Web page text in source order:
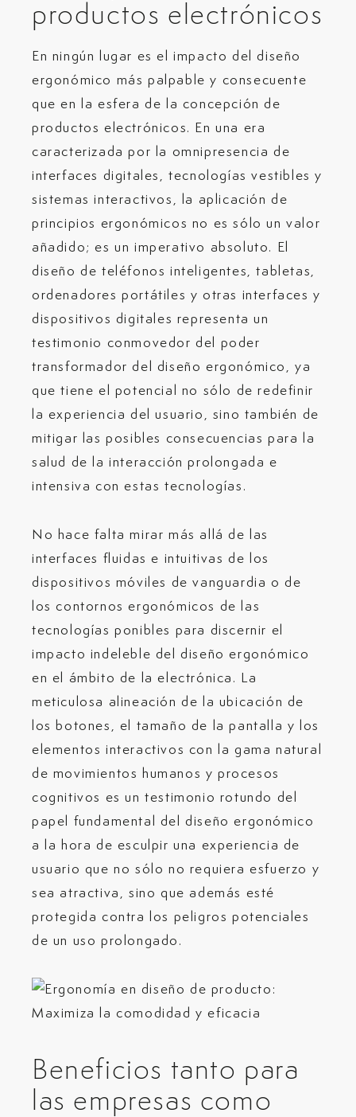
productos electrónicos
En ningún lugar es el impacto del diseño
ergonómico más palpable y consecuente
que en la esfera de la concepción de
productos electrónicos. En una era
caracterizada por la omnipresencia de
interfaces digitales, tecnologías vestibles y
sistemas interactivos, la aplicación de
principios ergonómicos no es sólo un valor
añadido; es un imperativo absoluto. El
diseño de teléfonos inteligentes, tabletas,
ordenadores portátiles y otras interfaces y
dispositivos digitales representa un
testimonio conmovedor del poder
transformador del diseño ergonómico, ya
que tiene el potencial no sólo de redefinir
la experiencia del usuario, sino también de
mitigar las posibles consecuencias para la
salud de la interacción prolongada e
intensiva con estas tecnologías.
No hace falta mirar más allá de las
interfaces fluidas e intuitivas de los
dispositivos móviles de vanguardia o de
los contornos ergonómicos de las
tecnologías ponibles para discernir el
impacto indeleble del diseño ergonómico
en el ámbito de la electrónica. La
meticulosa alineación de la ubicación de
los botones, el tamaño de la pantalla y los
elementos interactivos con la gama natural
de movimientos humanos y procesos
cognitivos es un testimonio rotundo del
papel fundamental del diseño ergonómico
a la hora de esculpir una experiencia de
usuario que no sólo no requiera esfuerzo y
sea atractiva, sino que además esté
protegida contra los peligros potenciales
de un uso prolongado.
Beneficios tanto para
las empresas como